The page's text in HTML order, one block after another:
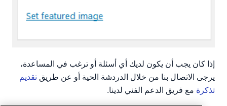
إذا كان يجب أن يكون لديك أي أسئلة أو ترغب في المساعدة،
يرجى الاتصال بنا من خلال الدردشة الحية أو عن طريق تقديم
تذكرة مع فريق الدعم الفني لدينا.